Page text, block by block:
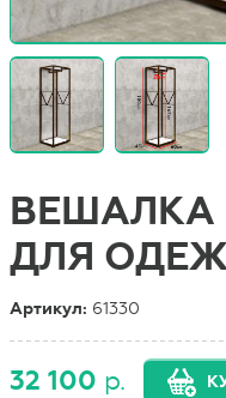
ВЕШАЛКА
ДЛЯ
Артикул: 61330
32 100 р.